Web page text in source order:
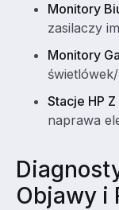
Monitory
zasilaczy
Monitory
Stacje HP
naprawa
Objawy i